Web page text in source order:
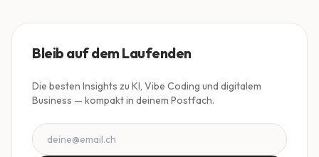
Bleib auf dem Laufenden
Die besten Insights zu KI, Vibe Coding und digitalem
Business — kompakt in deinem Postfach.